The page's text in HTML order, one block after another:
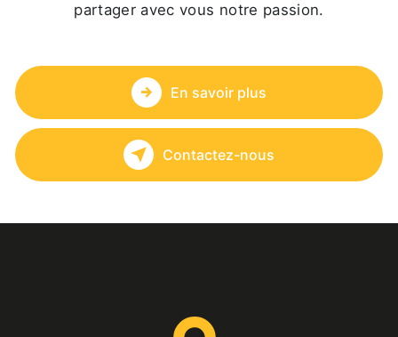
partager avec vous notre passion.
En savoir plus
Contactez-nous